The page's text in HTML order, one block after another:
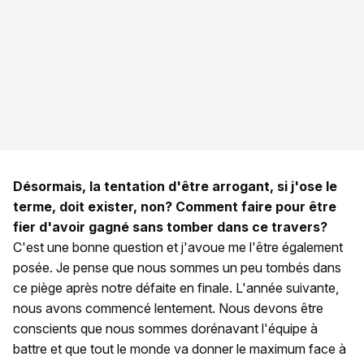
Désormais, la tentation d'être arrogant, si j'ose le
terme, doit exister, non? Comment faire pour être
fier d'avoir gagné sans tomber dans ce travers?
C'est une bonne question et j'avoue me l'être également
posée. Je pense que nous sommes un peu tombés dans
ce piège après notre défaite en finale. L'année suivante,
nous avons commencé lentement. Nous devons être
conscients que nous sommes dorénavant l'équipe à
battre et que tout le monde va donner le maximum face à